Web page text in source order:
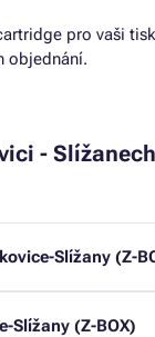
pro vaši
objednání.
-
Slížany (Z-
Slížany (Z-BOX)